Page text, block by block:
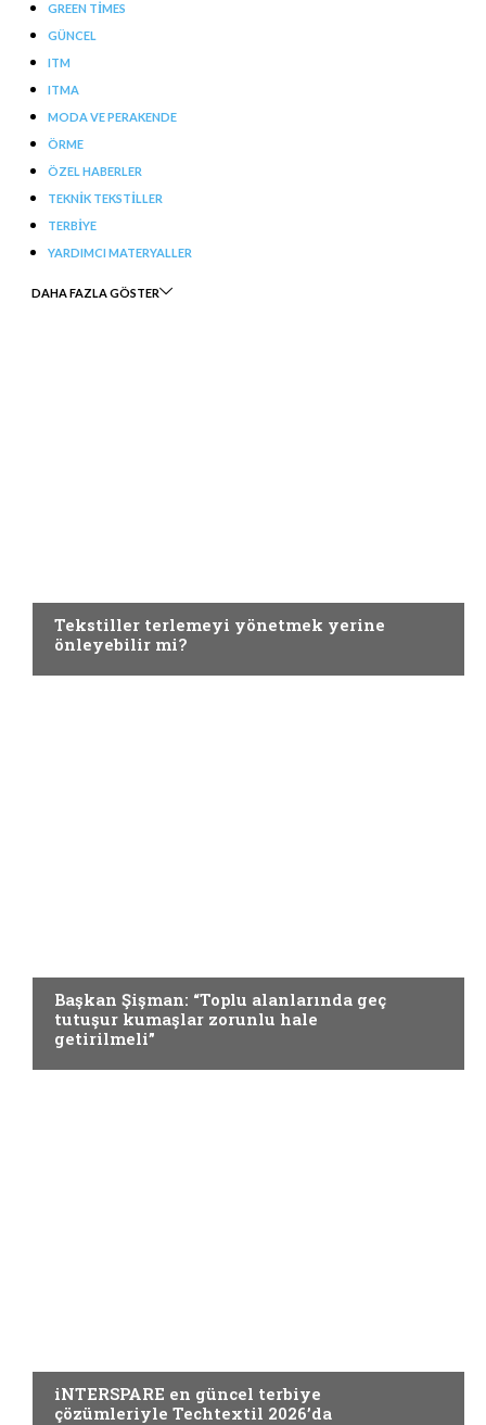
GREEN TIMES
GÜNCEL
ITM
ITMA
MODA VE PERAKENDE
ÖRME
ÖZEL HABERLER
TEKNIK TEKSTILLER
TERBIYE
YARDIMCI MATERYALLER
DAHA FAZLA GÖSTER
Tekstiller terlemeyi yönetmek yerine
önleyebilir mi?
Başkan Şişman: “Toplu alanlarında geç
tutuşur kumaşlar zorunlu hale
getirilmeli”
iNTERSPARE en güncel terbiye
çözümleriyle Techtextil 2026’da